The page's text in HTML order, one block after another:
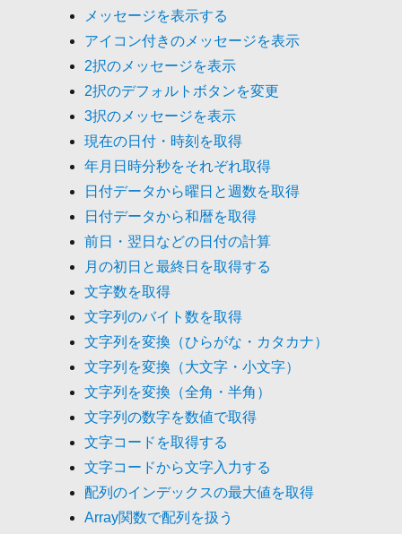
メッセージを表示する
アイコン付きのメッセージを表示
2択のメッセージを表示
2択のデフォルトボタンを変更
3択のメッセージを表示
現在の日付・時刻を取得
年月日時分秒をそれぞれ取得
日付データから曜日と週数を取得
日付データから和暦を取得
前日・翌日などの日付の計算
月の初日と最終日を取得する
文字数を取得
文字列のバイト数を取得
文字列を変換（ひらがな・カタカナ）
文字列を変換（大文字・小文字）
文字列を変換（全角・半角）
文字列の数字を数値で取得
文字コードを取得する
文字コードから文字入力する
配列のインデックスの最大値を取得
Array関数で配列を扱う